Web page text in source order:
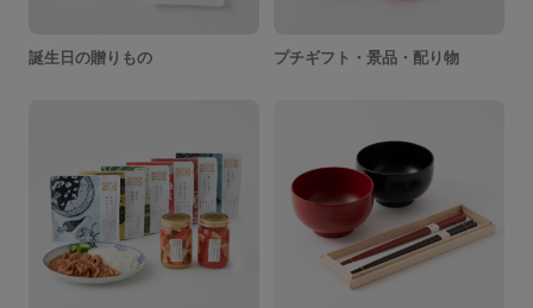
誕生日の贈りもの プチギフト・景品・配り物